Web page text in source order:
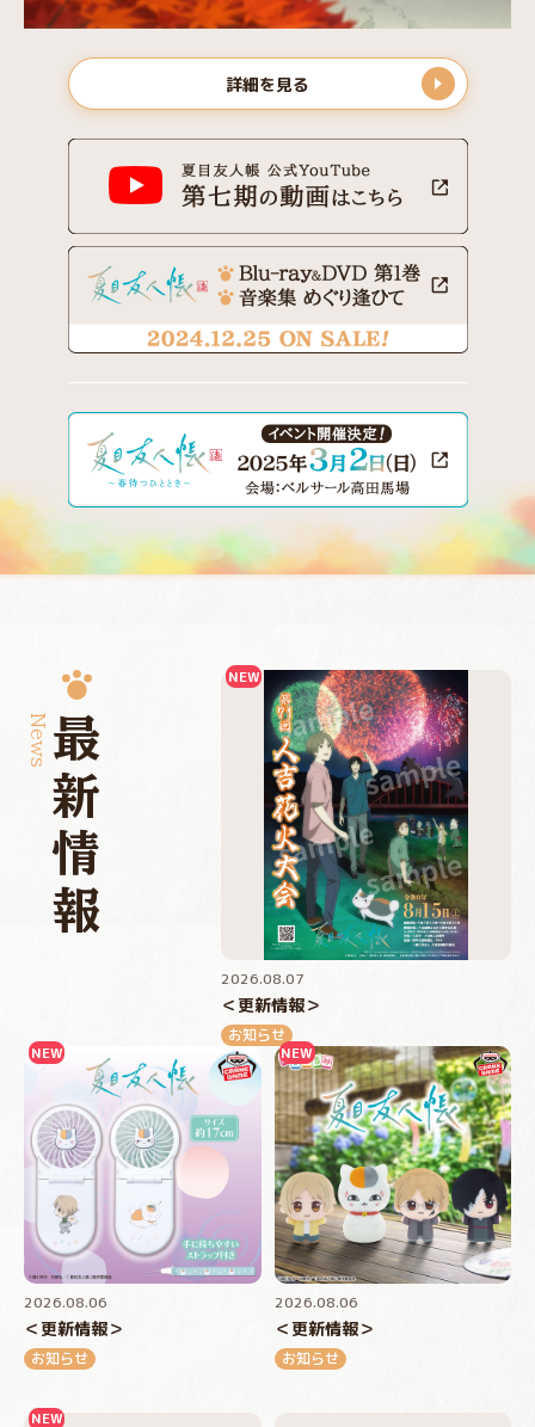
詳細を見る
News最新情報
2026.08.07
＜更新情報＞
お知らせ
2026.08.06
＜更新情報＞
お知らせ
2026.08.06
＜更新情報＞
お知らせ